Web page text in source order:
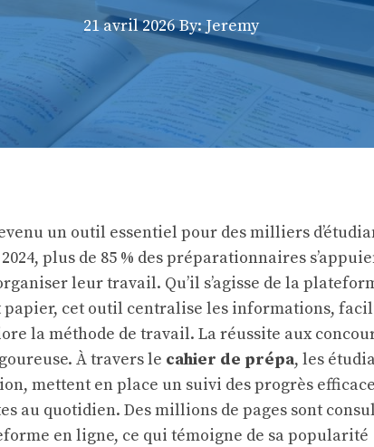
21 avril 2026 By: Jeremy
un outil essentiel pour des milliers
plus de 85 % des préparationnaires
leur travail. Qu’il s’agisse de la
cet outil centralise les informations,
la méthode de travail. La réussite aux
À travers le cahier de prépa, les
mettent en place un suivi des progrès
au quotidien. Des millions de pages sont
en ligne, ce qui témoigne de sa popularité